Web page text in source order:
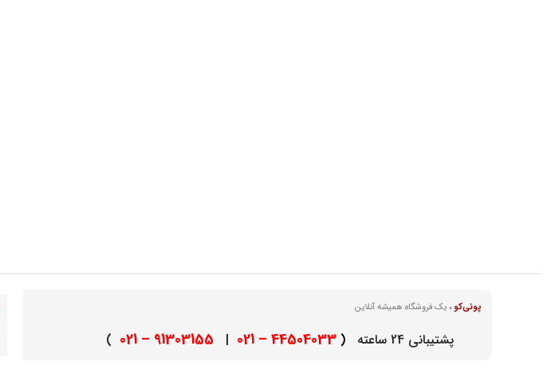
پونی‌کو ،یک فروشگاه همیشه آنلاین
پشتیبانی 24 ساعته (
44504033 – 021
|
91303155 – 021
)